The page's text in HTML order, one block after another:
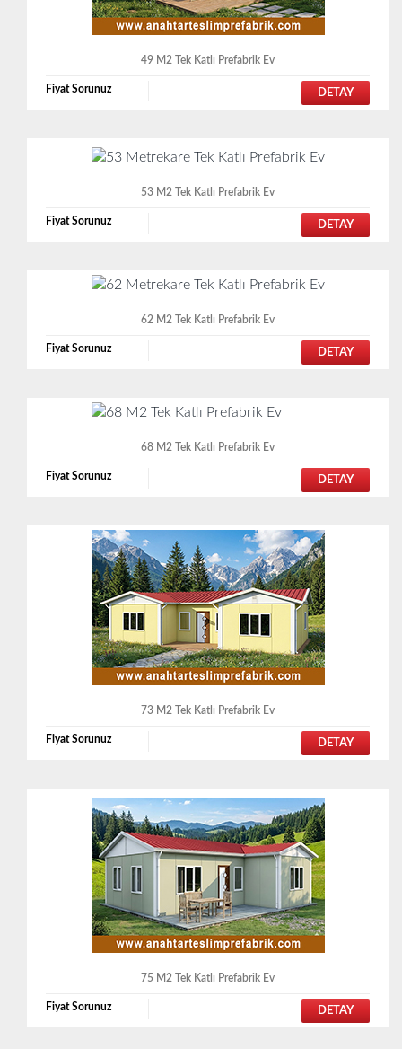
49 M2 Tek Katlı Prefabrik Ev
Fiyat Sorunuz DETAY
53 M2 Tek Katlı Prefabrik Ev
Fiyat Sorunuz DETAY
62 M2 Tek Katlı Prefabrik Ev
Fiyat Sorunuz DETAY
68 M2 Tek Katlı Prefabrik Ev
Fiyat Sorunuz DETAY
73 M2 Tek Katlı Prefabrik Ev
Fiyat Sorunuz DETAY
75 M2 Tek Katlı Prefabrik Ev
Fiyat Sorunuz DETAY